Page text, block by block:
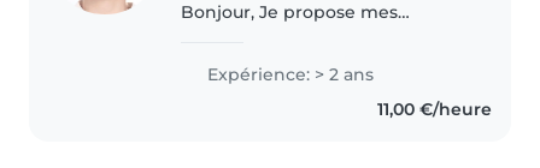
Bonjour, Je propose mes
garde d'enfants. Sérieuse, douce
et responsable, j'aime m'occuper
des enfants et veiller à leur bien-
Expérience: > 2 ans
11,00 €/heure